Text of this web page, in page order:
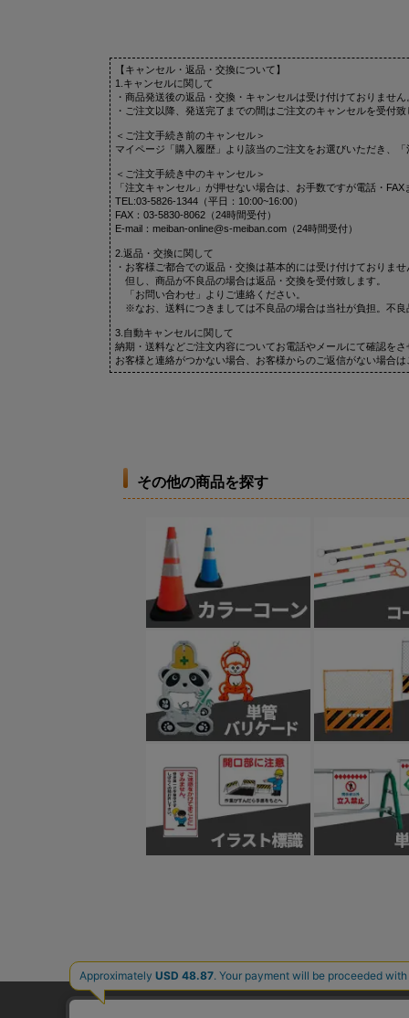
【キャンセル・返品・交換について】
1.キャンセルに関して
・商品発送後の返品・交換・キャンセルは受け付けておりません
・ご注文以降、発送完了までの間はご注文のキャンセルを受付致
＜ご注文手続き前のキャンセル＞
マイページ「購入履歴」より該当のご注文をお選びいただき、
＜ご注文手続き中のキャンセル＞
「注文キャンセル」が押せない場合は、お手数ですが電話・
TEL:03-5826-1344（平日：10:00~16:00）
FAX：03-5830-8062（24時間受付）
E-mail：meiban-online@s-meiban.com（24時間受付）
2.返品・交換に関して
・お客様ご都合での返品・交換は基本的には受け付けておりませ
但し、商品が不良品の場合は返品・交換を受付致します。
「お問い合わせ」よりご連絡ください。
※なお、送料につきましては不良品の場合は当社が負担。不良
3.自動キャンセルに関して
納期・送料などご注文内容についてお電話やメールにて確認を
お客様と連絡がつかない場合、お客様からのご返信がない場合
その他の商品を探す